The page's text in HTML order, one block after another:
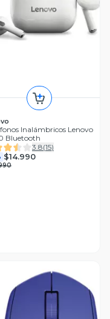
Inalámbricos Lenovo
Bluetooth
3.8(15)
$14.990